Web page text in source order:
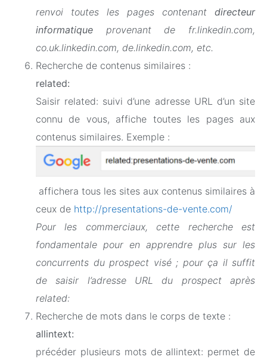
renvoi toutes les pages contenant directeur
informatique provenant de fr.linkedin.com,
co.uk.linkedin.com, de.linkedin.com, etc.
Recherche de contenus similaires :
related:
Saisir related: suivi d’une adresse URL d’un site
connu de vous, affiche toutes les pages aux
contenus similaires. Exemple :
affichera tous les sites aux contenus similaires à
ceux de http://presentations-de-vente.com/
Pour les commerciaux, cette recherche est
fondamentale pour en apprendre plus sur les
concurrents du prospect visé ; pour ça il suffit
de saisir l’adresse URL du prospect après
related:
Recherche de mots dans le corps de texte :
allintext:
précéder plusieurs mots de allintext: permet de